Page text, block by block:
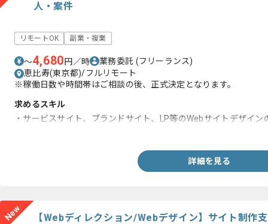
人・案件
リモートOK 副業・複業
〜4,680円／時 業務委託 (フリーランス)
恵比寿(東京都)/フルリモート
※稼働日数や時間帯はご相談の後、正式決定となります。
求めるスキル
・サービスサイト、ブランドサイト、LP等のWebサイトデザイン
詳細を見る
New 【Webディレクション/Webデザイン】サイト制作